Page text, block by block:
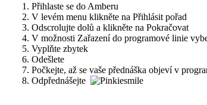
Přihlaste se do Amberu
V levém menu klikněte na Přihlásit pořad
Odscrolujte dolů a klikněte na Pokračovat
V možnosti Zařazení do programové linie
Vyplňte zbytek
Odešlete
Počkejte, až se vaše přednáška objeví v
Odpřednášejte